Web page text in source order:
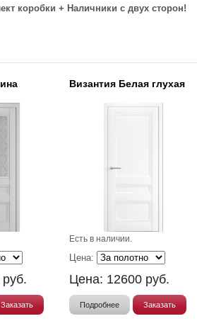
коробки + Наличники с двух сторон!
руб.
Заказать
Византия Белая глухая
Есть в наличии.
Цена:
Цена: 12600 руб.
Подробнее Заказать